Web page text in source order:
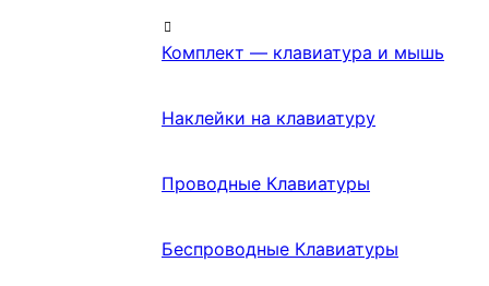
Комплект — клавиатура и мышь
Наклейки на клавиатуру
Проводные Клавиатуры
Беспроводные Клавиатуры